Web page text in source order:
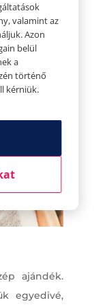
és készíts
–
ajándék.
egyedivé,
valamint az
Azon
belül
a
történő
kérniük.